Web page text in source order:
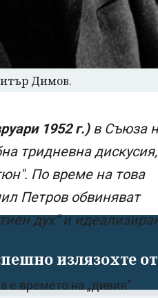
излязохте
Димов.
1952 г.)в Съюза
тридневна дискусия,
По време на това
Петров обвиняват
дух“ и
е времето на „дивия“